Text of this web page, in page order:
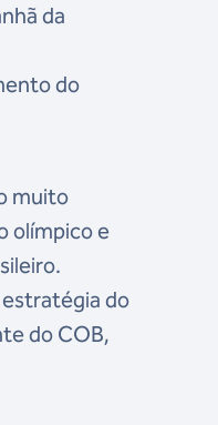
da
do
muito
olímpico e
do
do COB,